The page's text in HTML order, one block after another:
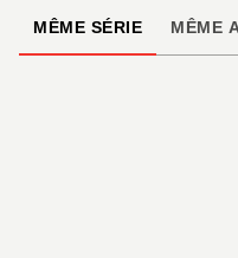
MÊME SÉRIE MÊME